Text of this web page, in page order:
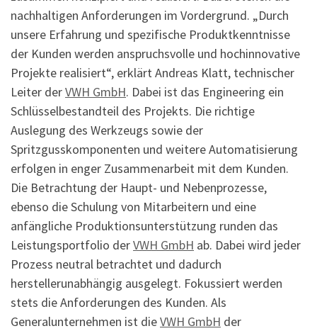
nachhaltigen Anforderungen im Vordergrund. „Durch
unsere Erfahrung und spezifische Produktkenntnisse
der Kunden werden anspruchsvolle und hochinnovative
Projekte realisiert“, erklärt Andreas Klatt, technischer
Leiter derVWH GmbH. Dabei ist das Engineering ein
Schlüsselbestandteil des Projekts. Die richtige
Auslegung des Werkzeugs sowie der
Spritzgusskomponenten und weitere Automatisierung
erfolgen in enger Zusammenarbeit mit dem Kunden.
Die Betrachtung der Haupt- und Nebenprozesse,
ebenso die Schulung von Mitarbeitern und eine
anfängliche Produktionsunterstützung runden das
Leistungsportfolio derVWH GmbH ab. Dabei wird jeder
Prozess neutral betrachtet und dadurch
herstellerunabhängig ausgelegt. Fokussiert werden
stets die Anforderungen des Kunden. Als
Generalunternehmen ist dieVWH GmbH der